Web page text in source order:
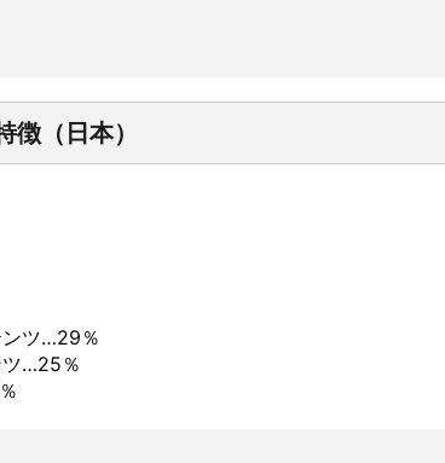
徴（日本）
ツ…29％
…25％